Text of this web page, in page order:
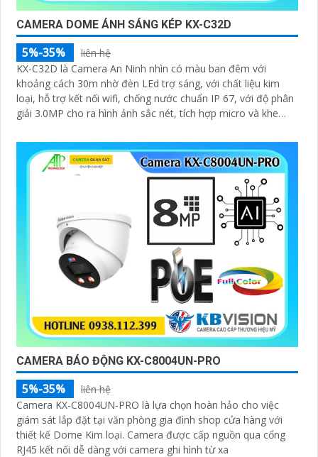
CAMERA DOME ÁNH SÁNG KÉP KX-C32D
5%-35%
liên hệ
KX-C32D là Camera An Ninh nhìn có màu ban đêm với
khoảng cách 30m nhờ đèn LEd trợ sáng, với chất liệu kim
loại, hỗ trợ kết nối wifi, chống nước chuẩn IP 67, với độ phân
giải 3.0MP cho ra hình ảnh sắc nét, tích hợp micro và khe
CAMERA BÁO ĐỘNG KX-C8004UN-PRO
5%-35%
liên hệ
Camera KX-C8004UN-PRO là lựa chọn hoàn hảo cho việc
giám sát lắp đặt tại văn phòng gia đình shop cửa hàng với
thiết kế Dome Kim loại. Camera được cấp nguồn qua cổng
RJ45 kết nối dễ dàng với camera ghi hình từ xa